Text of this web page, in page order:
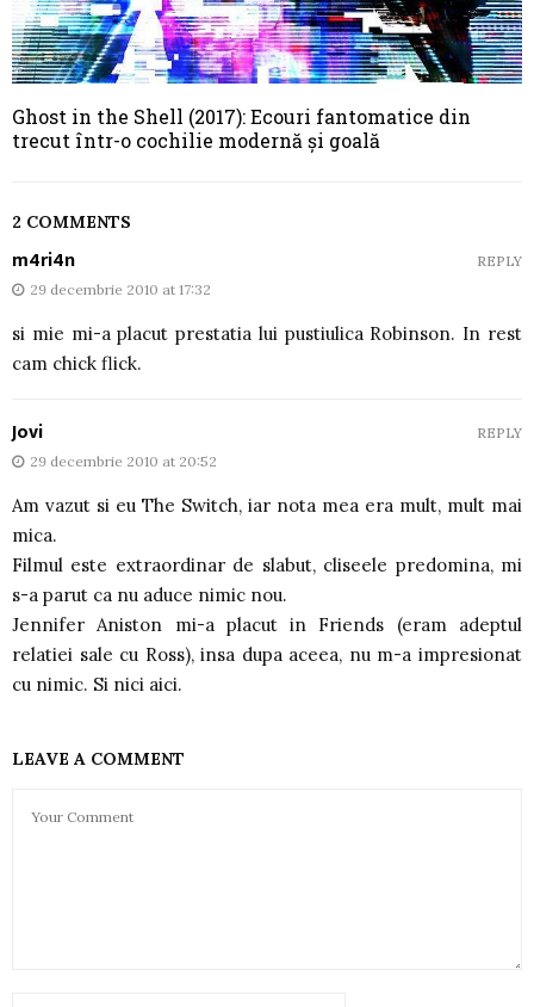
Ghost in the Shell (2017): Ecouri fantomatice din
trecut într-o cochilie modernă și goală
2 COMMENTS
m4ri4n
29 decembrie 2010 at 17:32
si mie mi-a placut prestatia lui pustiulica Robinson. In rest
cam chick flick.
REPLY
Jovi
29 decembrie 2010 at 20:52
Am vazut si eu The Switch, iar nota mea era mult, mult mai
mica.
Filmul este extraordinar de slabut, cliseele predomina, mi
s-a parut ca nu aduce nimic nou.
Jennifer Aniston mi-a placut in Friends (eram adeptul
relatiei sale cu Ross), insa dupa aceea, nu m-a impresionat
cu nimic. Si nici aici.
REPLY
LEAVE A COMMENT